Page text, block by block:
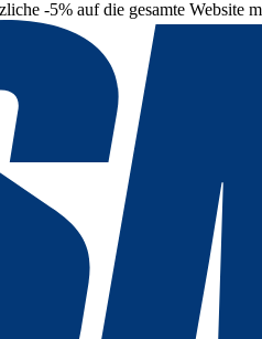
-5% auf die gesamte Website